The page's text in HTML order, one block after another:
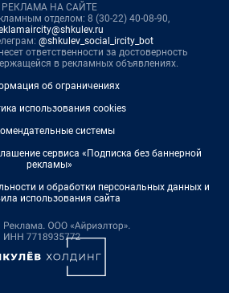
РЕКЛАМА НА САЙТЕ
отделом: 8 (30-22) 40-08-90,
@shkulev_social_ircity_bot
ответственности за достоверность
в рекламных объявлениях.
об ограничениях
использования cookies
системы
сервиса «Подписка без баннерной
рекламы»
и обработки персональных данных и
использования сайта